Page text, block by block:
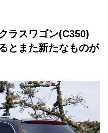
ラスワゴン(C350)
とまた新たなものが